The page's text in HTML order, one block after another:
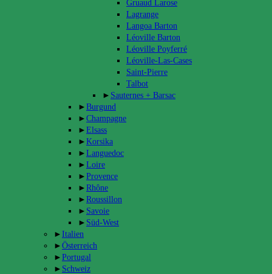
Gruaud Larose
Lagrange
Langoa Barton
Léoville Barton
Léoville Poyferré
Léoville-Las-Cases
Saint-Pierre
Talbot
► Sauternes + Barsac
► Burgund
► Champagne
► Elsass
► Korsika
► Languedoc
► Loire
► Provence
► Rhône
► Roussillon
► Savoie
► Süd-West
► Italien
► Österreich
► Portugal
► Schweiz